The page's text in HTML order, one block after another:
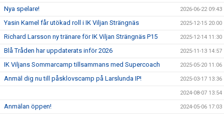
Nya spelare! 2026-06-22 09:43
Yasin Kamel får utökad roll i IK Viljan Strängnäs 2025-12-15 20:00
Richard Larsson ny tränare för IK Viljan Strängnäs P15 2025-12-14 11:30
Blå Tråden har uppdaterats inför 2026 2025-11-13 14:57
IK Viljans Sommarcamp tillsammans med Supercoach 2025-05-20 11:06
Anmäl dig nu till påsklovscamp på Larslunda IP! 2025-03-17 13:36
2024-08-07 13:54
Anmälan öppen! 2024-05-06 17:03